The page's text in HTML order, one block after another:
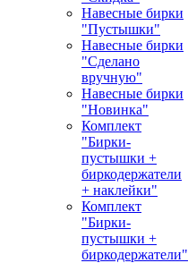
Навесные бирки
"Пустышки"
Навесные бирки
"Сделано
вручную"
Навесные бирки
"Новинка"
Комплект
"Бирки-
пустышки +
биркодержатели
+ наклейки"
Комплект
"Бирки-
пустышки +
биркодержатели"